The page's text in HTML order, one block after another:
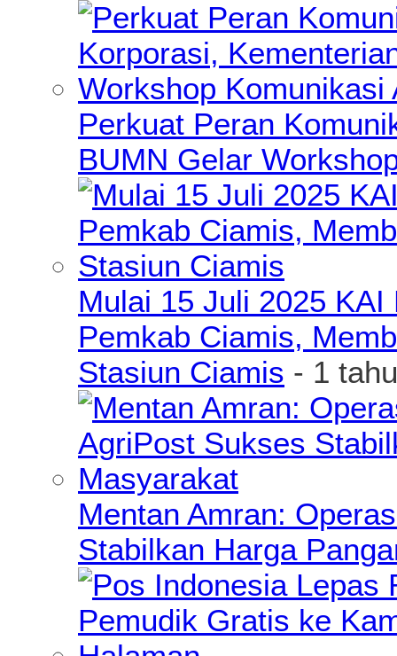
Perkuat Peran
BUMN Gelar
Mulai 15 Juli 2025
Pemkab Ciamis,
Stasiun Ciamis - 1
Mentan Amran:
Stabilkan Harga